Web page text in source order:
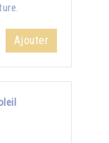
Ajouter